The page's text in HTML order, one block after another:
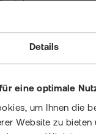
Details
eine optimale
um Ihnen die
Website zu bieten
dich.
geht